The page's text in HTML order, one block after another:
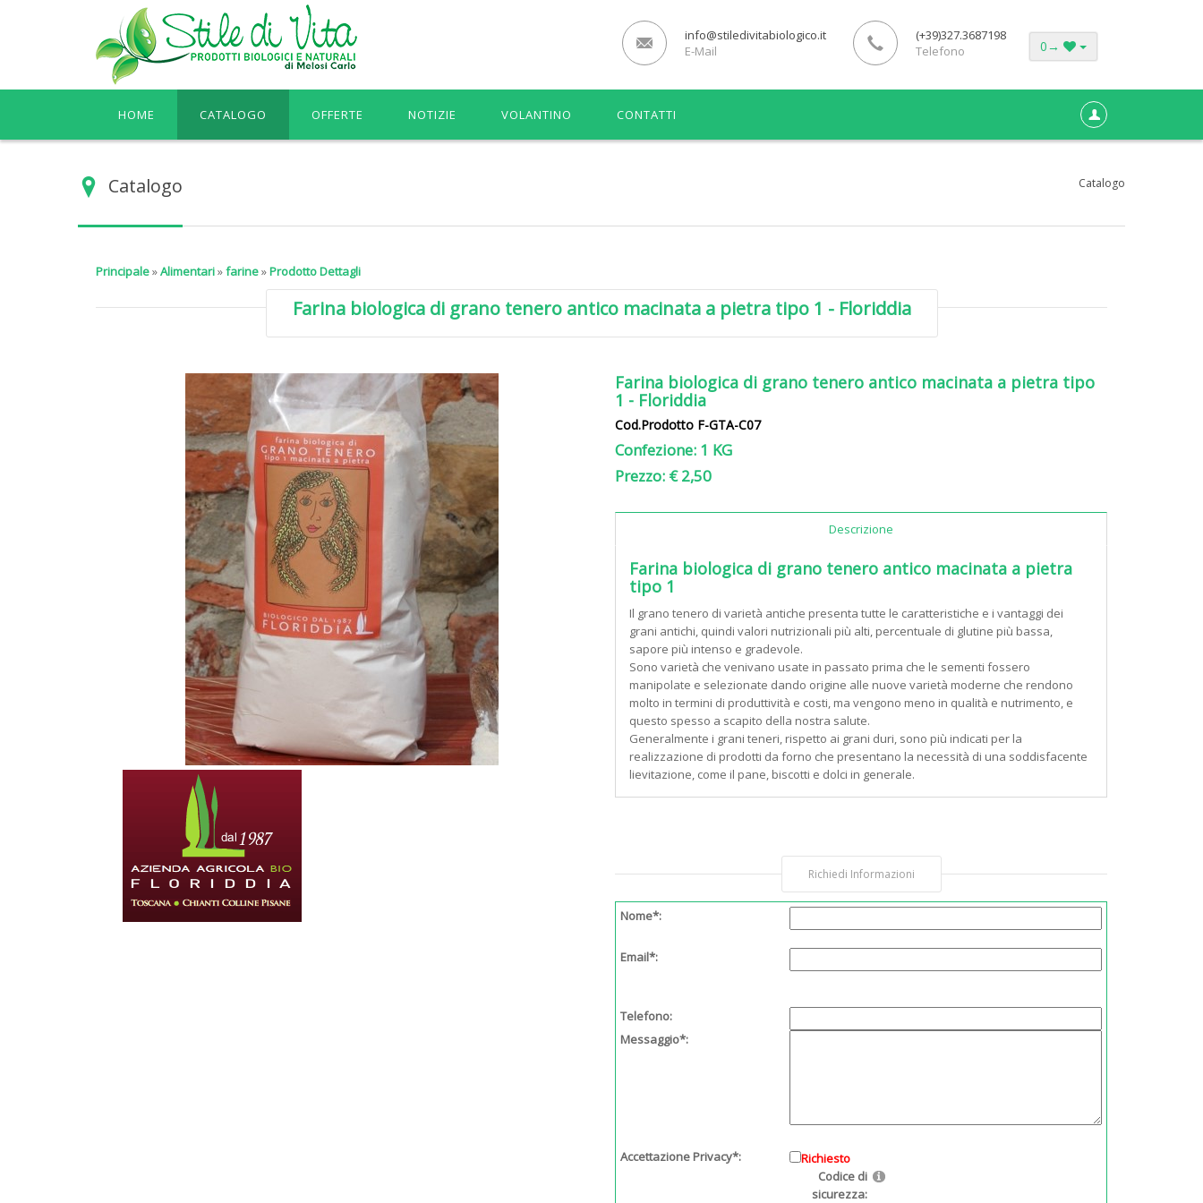
info@stiledivitabiologico.it
E-Mail
(+39)327.3687198
Telefono
0→
HOME CATALOGO OFFERTE NOTIZIE VOLANTINO CONTATTI
Catalogo Catalogo
Principale»Alimentari»farine»Prodotto Dettagli
Farina biologica di grano tenero antico macinata a pietra tipo 1 - Floriddia
Farina biologica di grano tenero antico macinata a pietra tipo
1 - Floriddia
Cod.Prodotto F-GTA-C07
Confezione: 1 KG
Prezzo: € 2,50
Descrizione
Farina biologica di grano tenero antico macinata a pietra
tipo 1
Il grano tenero di varietà antiche presenta tutte le caratteristiche e i vantaggi dei
grani antichi, quindi valori nutrizionali più alti, percentuale di glutine più bassa,
sapore più intenso e gradevole.
Sono varietà che venivano usate in passato prima che le sementi fossero
manipolate e selezionate dando origine alle nuove varietà moderne che rendono
molto in termini di produttività e costi, ma vengono meno in qualità e nutrimento, e
questo spesso a scapito della nostra salute.
Generalmente i grani teneri, rispetto ai grani duri, sono più indicati per la
realizzazione di prodotti da forno che presentano la necessità di una soddisfacente
lievitazione, come il pane, biscotti e dolci in generale.
Richiedi Informazioni
Nome*:
Email*:
Telefono:
Messaggio*:
Accettazione Privacy*:
Richiesto
Codice di
sicurezza: